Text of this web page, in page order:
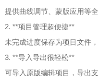
提供曲线调节、蒙版应用等
2. **项目管理超便捷**
未完成进度保存为项目文件
3. **导入导出很轻松**
可导入原版编辑项目，导出